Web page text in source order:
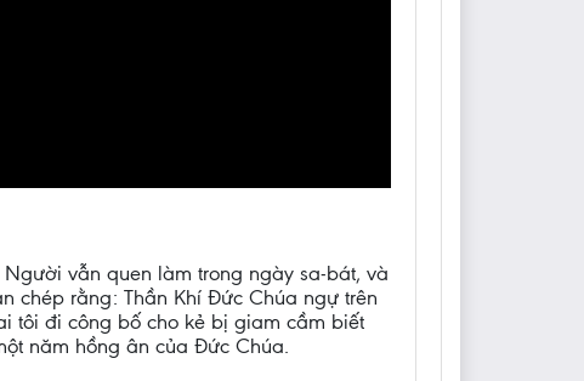
vẫn quen làm trong ngày sa-bát, và
chép rằng: Thần Khí Đức Chúa ngự trên
tôi đi công bố cho kẻ bị giam cầm biết
năm hồng ân của Đức Chúa.